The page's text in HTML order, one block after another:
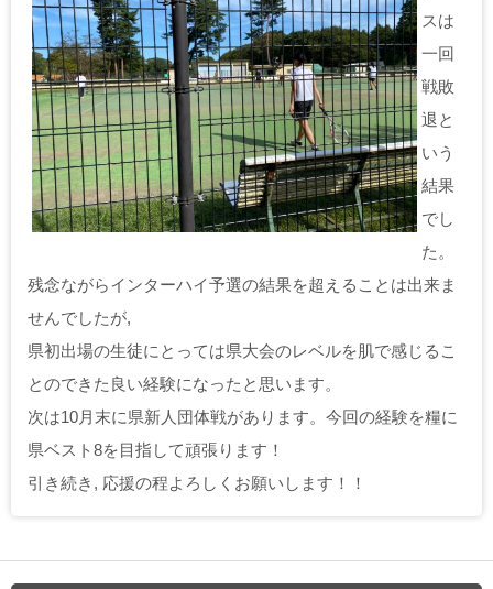
スは
一回
戦敗
退と
いう
結果
でし
た。
残念ながらインターハイ予選の結果を超えることは出来ま
せんでしたが,
県初出場の生徒にとっては県大会のレベルを肌で感じるこ
とのできた良い経験になったと思います。
次は10月末に県新人団体戦があります。今回の経験を糧に
県ベスト8を目指して頑張ります！
引き続き, 応援の程よろしくお願いします！！